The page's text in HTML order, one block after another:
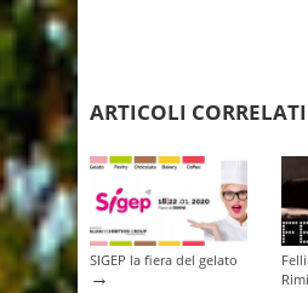
ARTICOLI CORRELATI
SIGEP la fiera del gelato
→